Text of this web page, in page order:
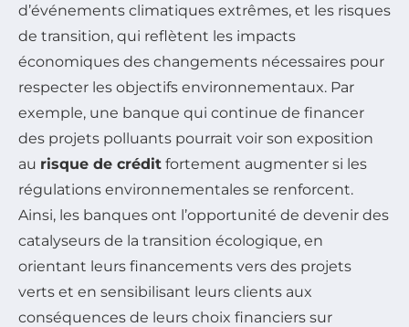
d’événements climatiques extrêmes, et les risques
de transition, qui reflètent les impacts
économiques des changements nécessaires pour
respecter les objectifs environnementaux. Par
exemple, une banque qui continue de financer
des projets polluants pourrait voir son exposition
au risque de crédit fortement augmenter si les
régulations environnementales se renforcent.
Ainsi, les banques ont l’opportunité de devenir des
catalyseurs de la transition écologique, en
orientant leurs financements vers des projets
verts et en sensibilisant leurs clients aux
conséquences de leurs choix financiers sur